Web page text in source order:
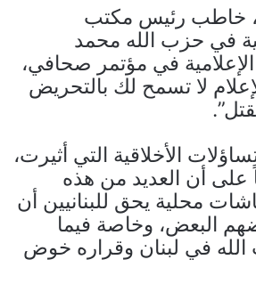
خاطب رئيس مكتب
في حزب الله محمد
في مؤتمر صحافي،
لا تسمح لك بالتحريض
الأخلاقية التي أثيرت،
على أن العديد من هذه
محلية يحق للبنانيين أن
البعض، وخاصة فيما
في لبنان وقراره خوض